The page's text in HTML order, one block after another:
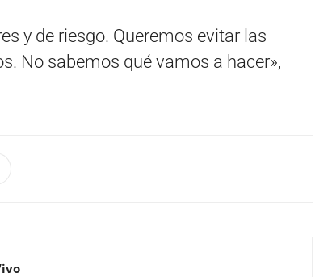
y de riesgo. Queremos evitar las
No sabemos qué vamos a hacer»,